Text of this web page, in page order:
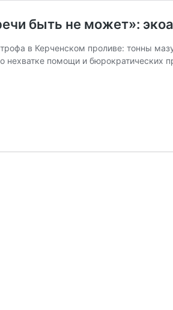
быть не может»:
в Керченском проливе: тонны
нехватке помощи и бюрократических